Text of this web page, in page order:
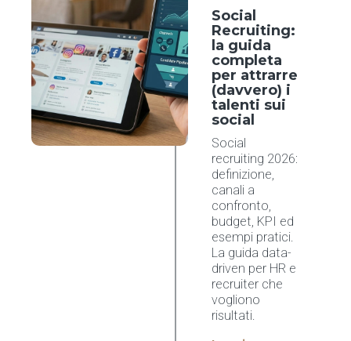
Social
Recruiting:
la guida
completa
per attrarre
(davvero) i
talenti sui
social
Social
recruiting 2026:
definizione,
canali a
confronto,
budget, KPI ed
esempi pratici.
La guida data-
driven per HR e
recruiter che
vogliono
risultati.